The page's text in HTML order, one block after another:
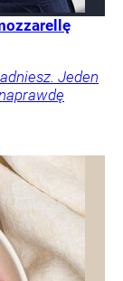
Jeden